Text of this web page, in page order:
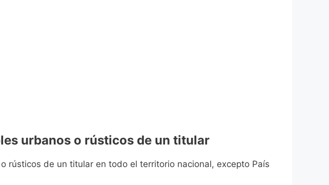
urbanos o rústicos de un titular
rústicos de un titular en todo el territorio nacional, excepto País